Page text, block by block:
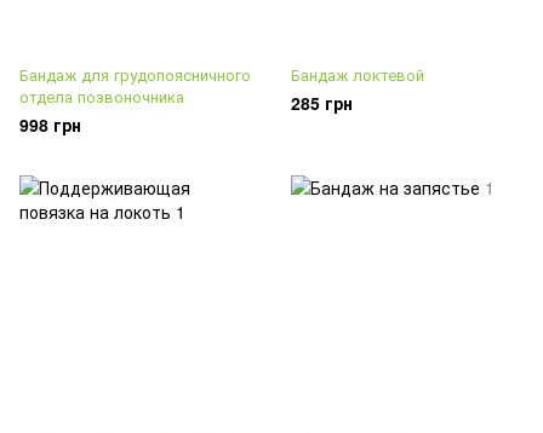
Бандаж для грудопоясничного
отдела позвоночника
998 грн
Бандаж локтевой
285 грн